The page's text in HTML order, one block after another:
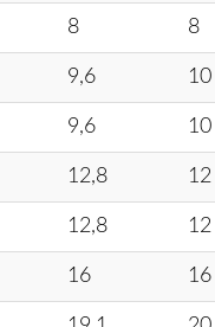
8 8
9,6 10
9,6 10
12,8 12
12,8 12
16 16